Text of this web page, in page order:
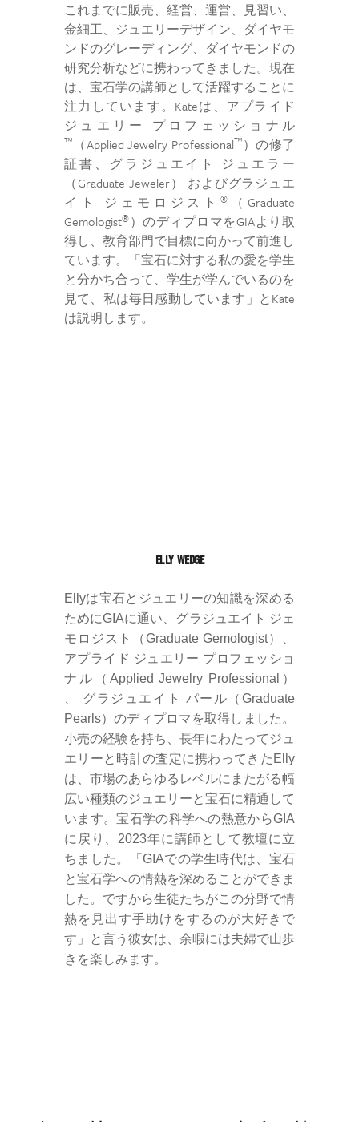
これまでに販売、経営、運営、見習い、
金細工、ジュエリーデザイン、ダイヤモ
ンドのグレーディング、ダイヤモンドの
研究分析などに携わってきました。現在
は、宝石学の講師として活躍することに
注力しています。Kateは、アプライド
ジュエリー プロフェッショナル
™ （Applied Jewelry Professional™）の修了
証書、グラジュエイト ジュエラー
（Graduate Jeweler） およびグラジュエ
イト ジェモロジスト ®（Graduate
Gemologist®）のディプロマをGIAより取
得し、教育部門で目標に向かって前進し
ています。「宝石に対する私の愛を学生
と分かち合って、学生が学んでいるのを
見て、私は毎日感動しています」とKate
は説明します。
ELLY WEDGE
Ellyは宝石とジュエリーの知識を深める
ためにGIAに通い、グラジュエイト ジェ
モロジスト（Graduate Gemologist）、
アプライド ジュエリー プロフェッショ
ナル（Applied Jewelry Professional）
、 グラジュエイト パール（Graduate
Pearls）のディプロマを取得しました。
小売の経験を持ち、長年にわたってジュ
エリーと時計の査定に携わってきたElly
は、市場のあらゆるレベルにまたがる幅
広い種類のジュエリーと宝石に精通して
います。宝石学の科学への熱意からGIA
に戻り、2023年に講師として教壇に立
ちました。「GIAでの学生時代は、宝石
と宝石学への情熱を深めることができま
した。ですから生徒たちがこの分野で情
熱を見出す手助けをするのが大好きで
す」と言う彼女は、余暇には夫婦で山歩
きを楽しみます。